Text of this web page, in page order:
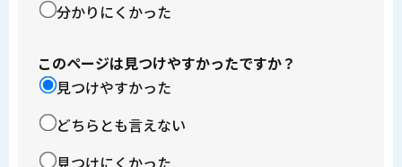
分かりにくかった
このページは見つけやすかったですか？
見つけやすかった
どちらとも言えない